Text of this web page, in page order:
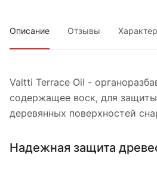
Описание Отзывы
Valtti Terrace Oil -
содержащее воск, для
деревянных поверхностей
Надежная защита